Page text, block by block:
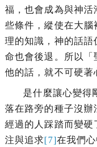
福，也會成為與神活
些條件，縱使在大
理的知識，神的話語
命也會後退。所以「
他的話，就不可硬著
是什麼讓心變得
落在路旁的種子沒辦
經過的人踩踏而變硬
注與追求[7]在我們